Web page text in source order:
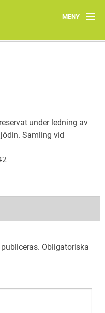
MENY
Hem
under ledning av
Samling vid
Obligatoriska